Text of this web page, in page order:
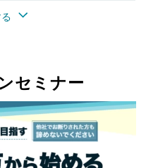
セミナー